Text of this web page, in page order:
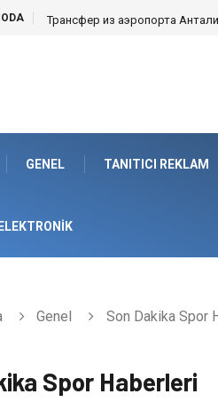
Трансфер из аэропорта
GENEL TANITICI REKLAM
Genel Son Dakika Spor
Spor Haberleri